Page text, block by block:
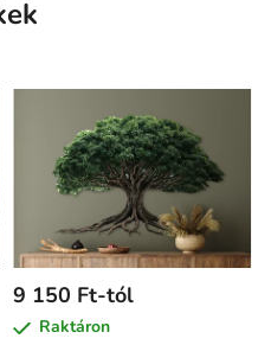
9 150 Ft-tól
Raktáron